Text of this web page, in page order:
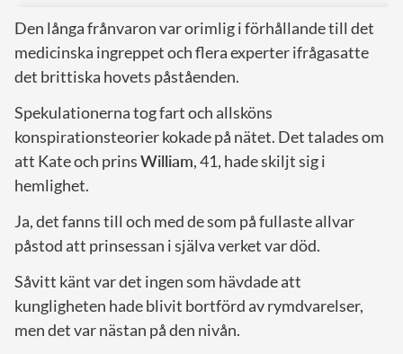
Den långa frånvaron var orimlig i förhållande till det
medicinska ingreppet och flera experter ifrågasatte
det brittiska hovets påståenden.
Spekulationerna tog fart och allsköns
konspirationsteorier kokade på nätet. Det talades om
att Kate och prinsWilliam, 41, hade skiljt sig i
hemlighet.
Ja, det fanns till och med de som på fullaste allvar
påstod att prinsessan i själva verket var död.
Såvitt känt var det ingen som hävdade att
kungligheten hade blivit bortförd av rymdvarelser,
men det var nästan på den nivån.